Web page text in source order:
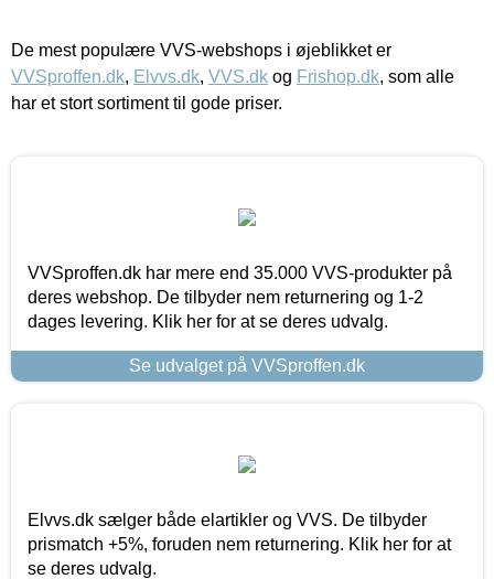
De mest populære VVS-webshops i øjeblikket er
VVSproffen.dk, Elvvs.dk, VVS.dk og Frishop.dk, som alle
har et stort sortiment til gode priser.
VVSproffen.dk har mere end 35.000 VVS-produkter på
deres webshop. De tilbyder nem returnering og 1-2
dages levering. Klik her for at se deres udvalg.
Se udvalget på VVSproffen.dk
Elvvs.dk sælger både elartikler og VVS. De tilbyder
prismatch +5%, foruden nem returnering. Klik her for at
se deres udvalg.